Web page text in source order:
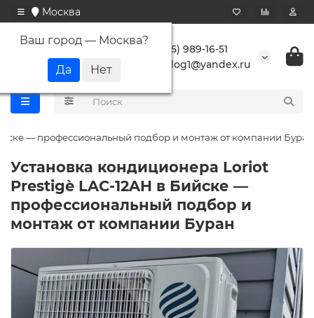
Москва
Ваш город — Москва?
+7 (495) 989-16-51
buranlog1@yandex.ru
— профессиональный подбор и монтаж от компании Буран
Установка кондиционера Loriot
Prestigè LAC-12AH в Бийске —
профессиональный подбор и
монтаж от компании Буран